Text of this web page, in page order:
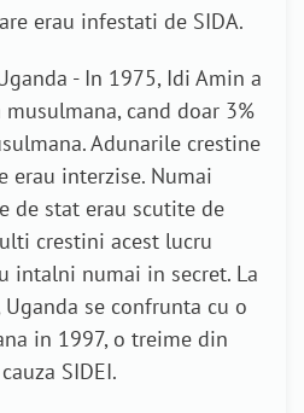
erau infestati de SIDA.
- In 1975, Idi Amin a
cand doar 3%
Adunarile crestine
erau interzise. Numai
de stat erau scutite de
crestini acest lucru
intalni numai in secret. La
se confrunta cu o
in 1997, o treime din
SIDEI.